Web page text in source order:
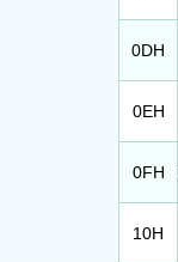
0DH
0EH
0FH
10H